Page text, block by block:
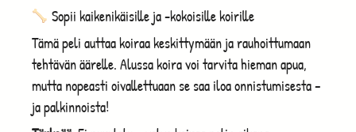
Sopii kaikenikäisille ja -kokoisille koirille
Tämä peli auttaa koiraa keskittymään ja rauhoittumaan
tehtävän äärelle. Alussa koira voi tarvita hieman apua,
mutta nopeasti oivallettuaan se saa iloa onnistumisesta –
ja palkinnoista!